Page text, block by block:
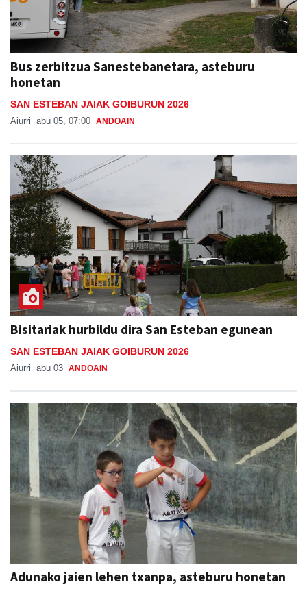
Bus zerbitzua Sanestebanetara, asteburu
honetan
SAN ESTEBAN JAIAK GOIBURUN 2026
Aiurri abu 05, 07:00 ANDOAIN
Bisitariak hurbildu dira San Esteban egunean
SAN ESTEBAN JAIAK GOIBURUN 2026
Aiurri abu 03 ANDOAIN
Adunako jaien lehen txanpa, asteburu honetan